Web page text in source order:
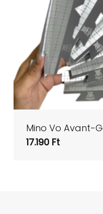
Mino Vo Avant-
17.190 Ft